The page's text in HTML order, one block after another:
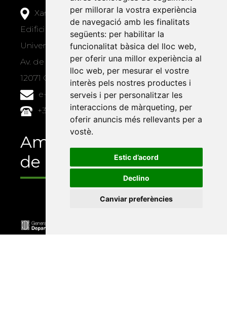
per millorar la vostra experiència
de navegació amb les finalitats
següents: per habilitar la
funcionalitat bàsica del lloc web,
per oferir una millor experiència al
lloc web, per mesurar el vostre
interès pels nostres productes i
serveis i per personalitzar les
interaccions de màrqueting, per
oferir anuncis més rellevants per a
vostè.
Estic d’acord
Declino
Canviar preferències
Xarxa Vives d'Universitats
Edifici Àgora
Universitat Jaume I, local 10
Av. de Vicent Sos Baynat, s/n
12071 Castelló de la Plana
e-buc@vives.org
+34 964 72 89 93
Amb el suport
de